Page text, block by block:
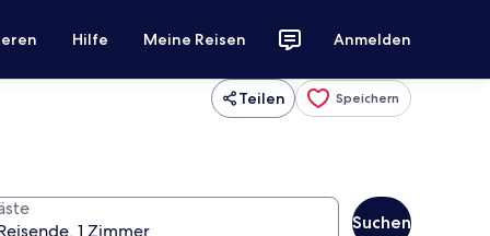
Hilfe Meine Reisen Anmelden
Teilen Speichern
Suchen